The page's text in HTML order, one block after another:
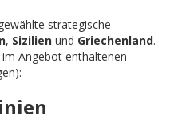
strategische
, Sizilien und Griechenland.
Angebot enthaltenen